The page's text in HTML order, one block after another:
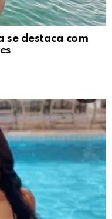
se destaca com